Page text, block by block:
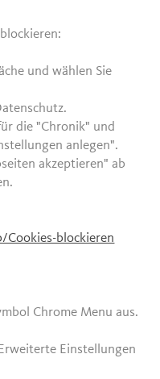
und wählen Sie
die "Chronik" und
anlegen".
akzeptieren" ab
blockieren
Chrome Menu aus.
Einstellungen